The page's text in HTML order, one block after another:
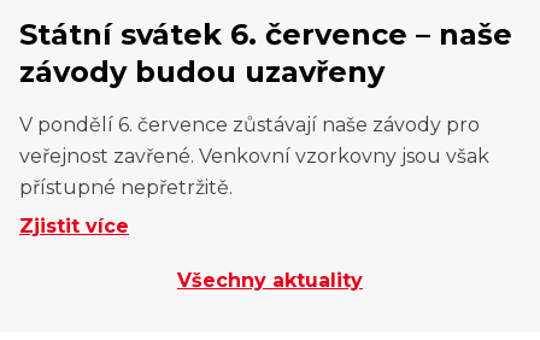
Státní svátek 6. července – naše
závody budou uzavřeny
V pondělí 6. července zůstávají naše závody pro
veřejnost zavřené. Venkovní vzorkovny jsou však
přístupné nepřetržitě.
Zjistit více
Všechny aktuality